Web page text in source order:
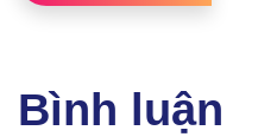
Bình luận